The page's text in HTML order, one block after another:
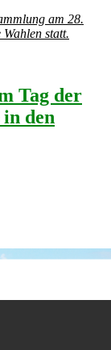
am 28.
statt.
Tag der
den